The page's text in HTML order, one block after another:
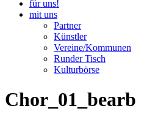
für uns!
mit uns
Partner
Künstler
Vereine/Kommunen
Runder Tisch
Kulturbörse
Chor_01_bearb